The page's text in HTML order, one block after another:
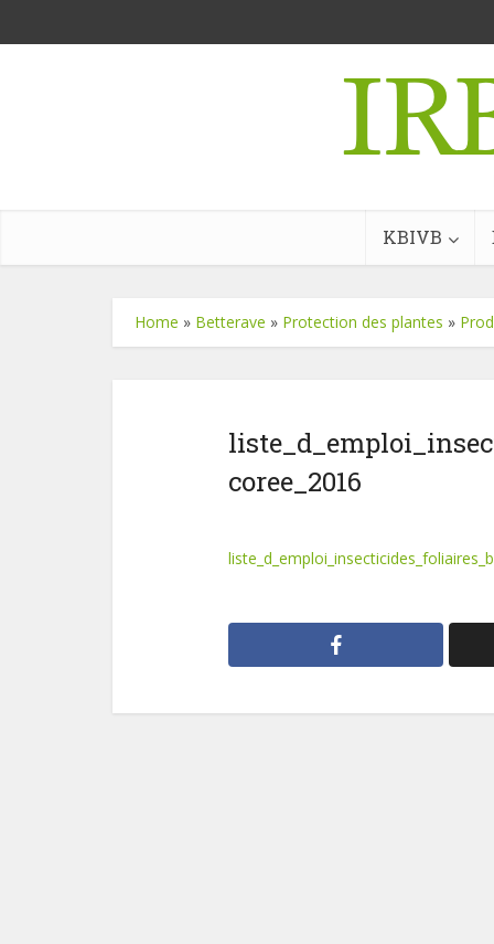
KBIVB
Home » Betterave » Protection des plantes »
coree_2016